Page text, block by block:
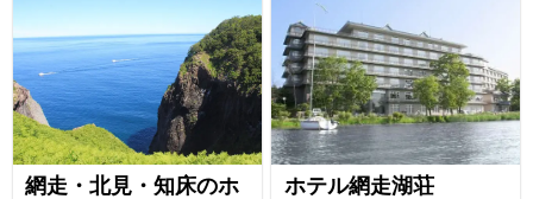
網走・北見・知床のホ
ホテル網走湖荘